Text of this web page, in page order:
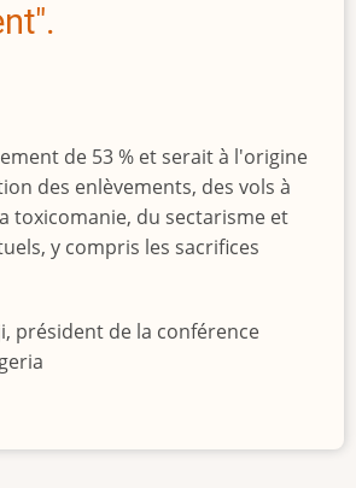
de 53 % et serait à l'origine
des enlèvements, des vols à
toxicomanie, du sectarisme et
y compris les sacrifices
président de la conférence